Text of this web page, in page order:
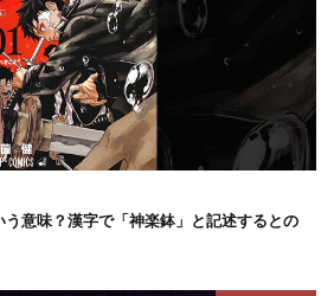
う意味？漢字で「神楽鉢」と記述するとの